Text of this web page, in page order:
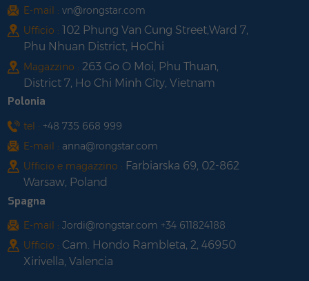
E-mail : vn@rongstar.com
Ufficio : 102 Phung Van Cung Street,Ward 7,
Phu Nhuan District, HoChi
Magazzino : 263 Go O Moi, Phu Thuan,
District 7, Ho Chi Minh City, Vietnam
Polonia
tel : +48 735 668 999
E-mail : anna@rongstar.com
Ufficio e magazzino : Farbiarska 69, 02-862
Warsaw, Poland
Spagna
E-mail : Jordi@rongstar.com +34 611824188
Ufficio : Cam. Hondo Rambleta, 2, 46950
Xirivella, Valencia